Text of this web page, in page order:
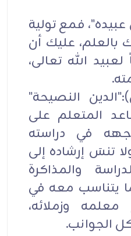
فمع تولية
بالعلم، عليك أن
الله تعالى،
النصيحة"
المتعلم على
في دراسته
تنسَ إرشاده إلى
والمذاكرة
يتناسب معه في
وزملائه،
الجوانب.